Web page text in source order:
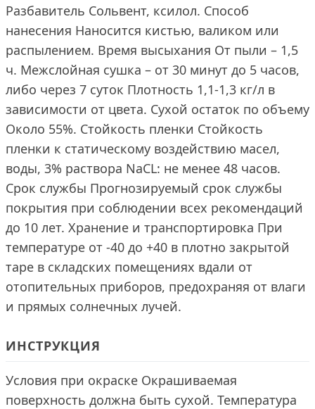
Разбавитель Сольвент, ксилол. Способ
нанесения Наносится кистью, валиком или
распылением. Время высыхания От пыли – 1,5
ч. Межслойная сушка – от 30 минут до 5 часов,
либо через 7 суток Плотность 1,1-1,3 кг/л в
зависимости от цвета. Сухой остаток по объему
Около 55%. Стойкость пленки Стойкость
пленки к статическому воздействию масел,
воды, 3% раствора NaCL: не менее 48 часов.
Срок службы Прогнозируемый срок службы
покрытия при соблюдении всех рекомендаций
до 10 лет. Хранение и транспортировка При
температуре от -40 до +40 в плотно закрытой
таре в складских помещениях вдали от
отопительных приборов, предохраняя от влаги
и прямых солнечных лучей.
ИНСТРУКЦИЯ
Условия при окраске Окрашиваемая
поверхность должна быть сухой. Температура